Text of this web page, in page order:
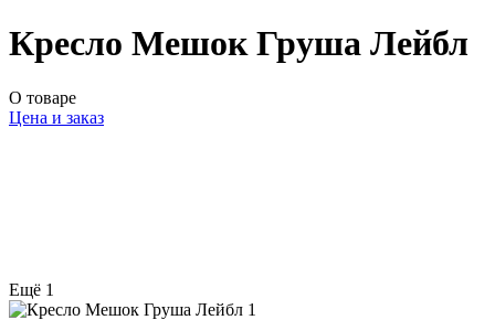
Кресло Мешок Груша Лейбл
О товаре
Цена и заказ
Ещё 1